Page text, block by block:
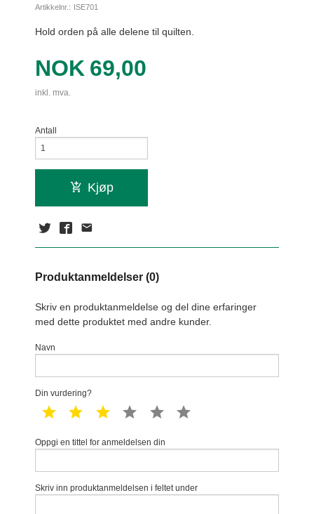
Artikkelnr.: ISE701
Hold orden på alle delene til quilten.
Pris
NOK 69,00
inkl. mva.
Antall
Kjøp
Produktanmeldelser (0)
Skriv en produktanmeldelse og del dine erfaringer
med dette produktet med andre kunder.
Navn
Din vurdering?
1 star 2 star 3 star 4 star 5 star
Oppgi en tittel for anmeldelsen din
Skriv inn produktanmeldelsen i feltet under